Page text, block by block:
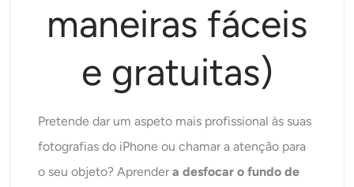
Seedance 2.0 Kling 2.6 Motion Control Veo 3.1
Removedor de marca d'água
Antecedentes de IA
Extensor de IA
maneiras fáceis
e gratuitas)
Pretende dar um aspeto mais profissional às suas
fotografias do iPhone ou chamar a atenção para
o seu objeto? Aprendera desfocar o fundo de